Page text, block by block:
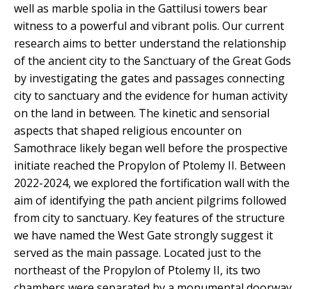
well as marble spolia in the Gattilusi towers bear
witness to a powerful and vibrant polis. Our current
research aims to better understand the relationship
of the ancient city to the Sanctuary of the Great Gods
by investigating the gates and passages connecting
city to sanctuary and the evidence for human activity
on the land in between. The kinetic and sensorial
aspects that shaped religious encounter on
Samothrace likely began well before the prospective
initiate reached the Propylon of Ptolemy II. Between
2022-2024, we explored the fortification wall with the
aim of identifying the path ancient pilgrims followed
from city to sanctuary. Key features of the structure
we have named the West Gate strongly suggest it
served as the main passage. Located just to the
northeast of the Propylon of Ptolemy II, its two